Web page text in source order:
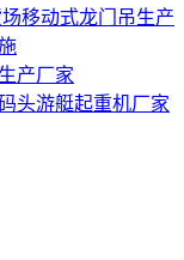
移动式龙门吊生产
产厂家
头游艇起重机厂家